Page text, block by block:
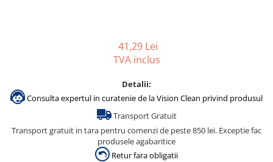
Detergenti covoare, mochete,
Detergenti geamuri
Detergenti pardoseala
Detergenti rufe si tesaturi
Detergenti toaleta, grup sanitar
41,29 Lei
TVA inclus
Detalii:
Consulta expertul in curatenie de la Vision Clean privind produsul
Transport Gratuit
Transport gratuit in tara pentru comenzi de peste 850 lei. Exceptie fac
produsele agabaritice
Retur fara obligatii